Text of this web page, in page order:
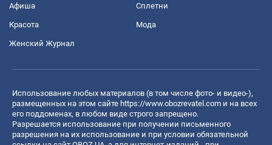
Афиша Сплетни
Красота Мода
Женский Журнал
Использование любых материалов (в том числе фото- и видео-),
размещенных на этом сайте https://www.obozrevatel.com и на всех
его поддоменах, в любом виде строго запрещено.
Разрешается использование при получении письменного
разрешения на их использование и при условии обязательной